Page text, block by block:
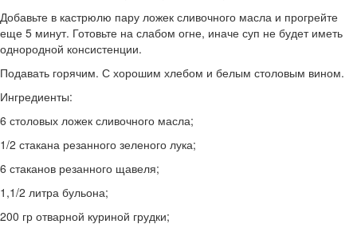
Добавьте в кастрюлю пару ложек сливочного масла и прогрейте
еще 5 минут. Готовьте на слабом огне, иначе суп не будет иметь
однородной консистенции.
Подавать горячим. С хорошим хлебом и белым столовым вином.
Ингредиенты:
6 столовых ложек сливочного масла;
1/2 стакана резанного зеленого лука;
6 стаканов резанного щавеля;
1,1/2 литра бульона;
200 гр отварной куриной грудки;